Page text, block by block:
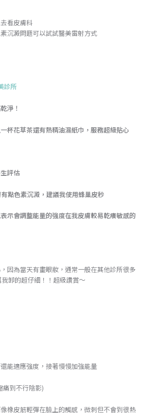
看皮膚科
沉澱問題可以試試醫美雷射方式
診所
淨！
杯花草茶還有熱精油濕紙巾，服務超級貼心
評估
點色素沉澱，建議我使用蜂巢皮秒
示會調整能量的強度在我皮膚較易乾癢敏感的
因為當天有畫眼妝，通常一般在其他診所很多
我卸的超仔細！！超級讚賞～
能適應強度，接著慢慢加強能量
痛到不行陰影)
橡皮筋輕彈在臉上的觸感，微刺但不會到很熱